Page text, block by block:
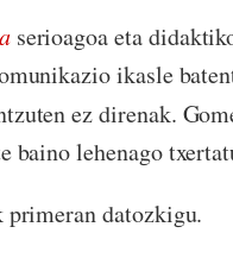
serioagoa eta
ikasle
ez direnak.
baino lehenago
primeran datozkigu.